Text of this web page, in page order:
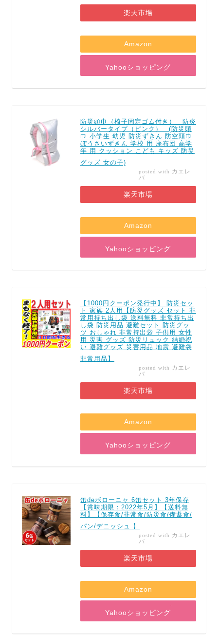
楽天市場
Amazon
Yahooショッピング
防災頭巾（椅子固定ゴム付き） 防炎
シルバータイプ（ピンク） (防災頭
巾 小学生 幼児 防災ずきん 防空頭巾
ぼうさいずきん 学校 用 座布団 高学
年 用 クッション こども キッズ 防災
グッズ 女の子)
posted with カエレ
バ
楽天市場
Amazon
Yahooショッピング
【1000円クーポン発行中】 防災セッ
ト 家族 2人用【防災グッズ セット 非
常用持ち出し袋 送料無料 非常持ち出
し袋 防災用品 避難セット 防災グッ
ツ おしゃれ 非常持出袋 子供用 女性
用 災害 グッズ 防災リュック 結婚祝
い 避難グッズ 災害用品 地震 避難袋
非常用品】
posted with カエレ
バ
楽天市場
Amazon
Yahooショッピング
缶deボローニャ 6缶セット 3年保存
【賞味期限：2022年5月】【送料無
料】【保存食/非常食/防災食/備蓄食/
パン/デニッシュ 】
posted with カエレ
バ
楽天市場
Amazon
Yahooショッピング